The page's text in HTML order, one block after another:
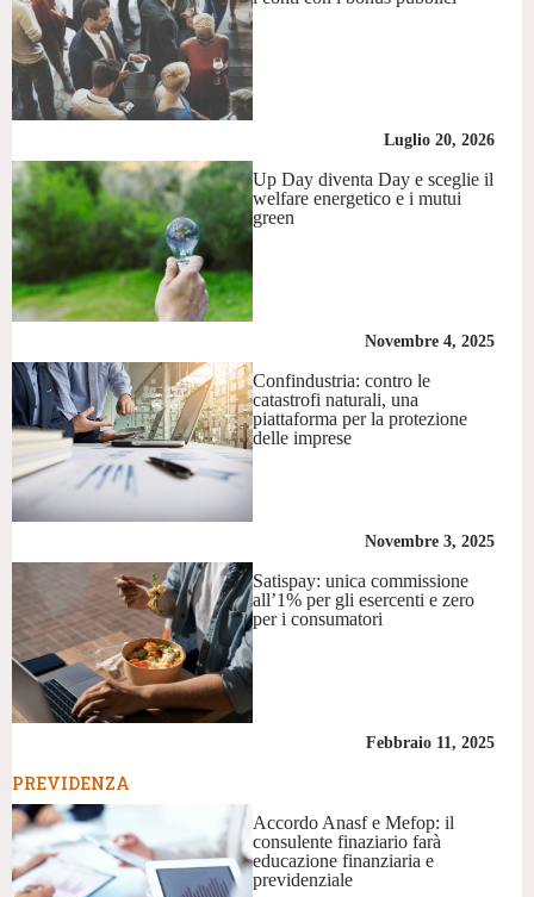
Luglio 20, 2026
Up Day diventa Day e sceglie il
welfare energetico e i mutui
green
Novembre 4, 2025
Confindustria: contro le
catastrofi naturali, una
piattaforma per la protezione
delle imprese
Novembre 3, 2025
Satispay: unica commissione
all’1% per gli esercenti e zero
per i consumatori
Febbraio 11, 2025
PREVIDENZA
Accordo Anasf e Mefop: il
consulente finaziario farà
educazione finanziaria e
previdenziale